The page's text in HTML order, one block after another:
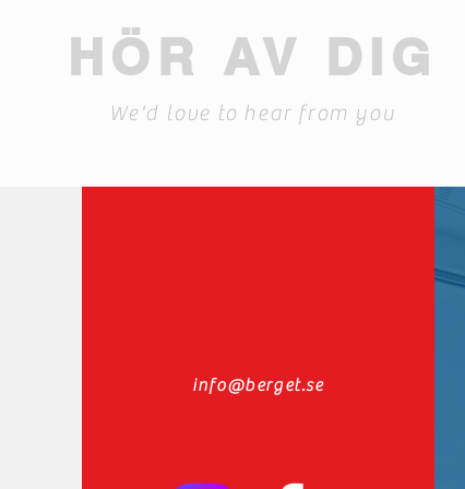
HÖR AV DIG
We'd love to hear from you
info@berget.se